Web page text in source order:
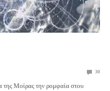
30
της Μοίρας την ρομφαία στου